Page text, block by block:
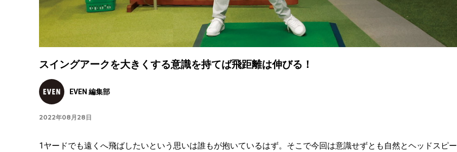
スイングアークを大きくする意識を持てば飛距離は伸びる！
EVEN 編集部
2022年08月28日
1ヤードでも遠くへ飛ばしたいという思いは誰もが抱いているはず。そこで今回は意識せずとも自然とヘッドスピー